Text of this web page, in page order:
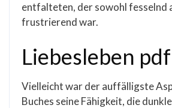
entfalteten, der sowohl fesselnd
frustrierend war.
Liebesleben pdf
Vielleicht war der auffälligste
Buches seine Fähigkeit, die